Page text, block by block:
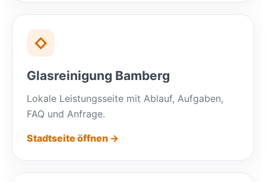
◇
Glasreinigung Bamberg
Lokale Leistungsseite mit Ablauf, Aufgaben,
FAQ und Anfrage.
Stadtseite öffnen →